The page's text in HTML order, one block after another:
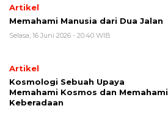
Artikel
Memahami Manusia dari Dua Jalan
Selasa, 16 Juni 2026 - 20:40 WIB
Artikel
Kosmologi Sebuah Upaya
Memahami Kosmos dan Memahami
Keberadaan